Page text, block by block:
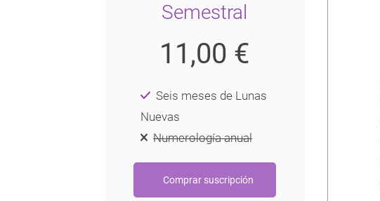
Semestral
11,00 €
Seis meses de Lunas
Nuevas
Numerología anual